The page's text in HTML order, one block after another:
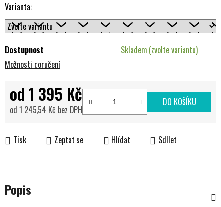
Varianta:
Dostupnost
Skladem (zvolte variantu)
Možnosti doručení
od1 395 Kč
od 1 245,54 Kč bez DPH
DO KOŠÍKU
Tisk Zeptat se Hlídat Sdílet
Popis